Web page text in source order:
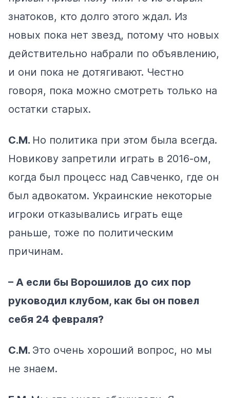
знатоков, кто долго этого ждал. Из
новых пока нет звезд, потому что новых
действительно набрали по объявлению,
и они пока не дотягивают. Честно
говоря, пока можно смотреть только на
остатки старых.
С.М. Но политика при этом была всегда.
Новикову запретили играть в 2016-ом,
когда был процесс над Савченко, где он
был адвокатом. Украинские некоторые
игроки отказывались играть еще
раньше, тоже по политическим
причинам.
– А если бы Ворошилов до сих пор
руководил клубом, как бы он повел
себя 24 февраля?
С.М. Это очень хороший вопрос, но мы
не знаем.